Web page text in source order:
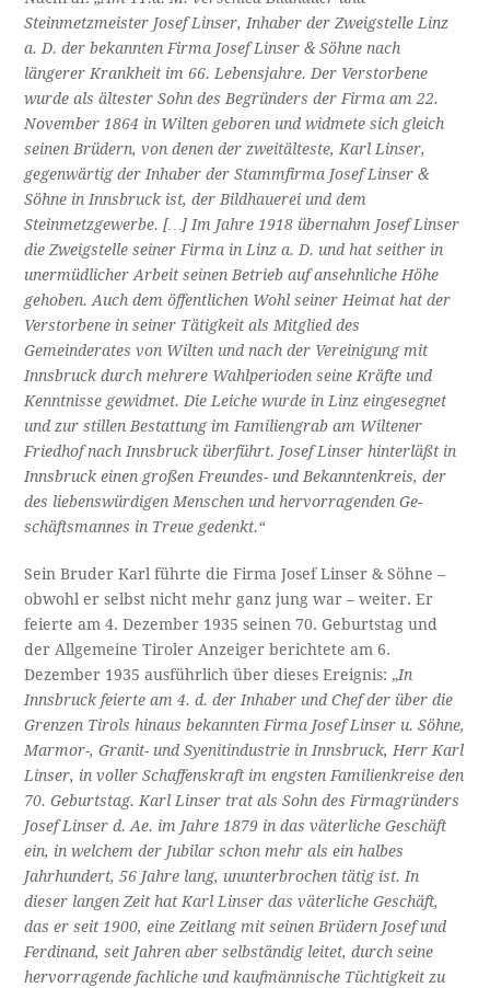
Steinmetzmeister Josef Linser, Inhaber der Zweigstelle Linz
a. D. der bekannten Firma Josef Linser & Söhne nach
längerer Krankheit im 66. Lebensjahre. Der Verstorbene
wurde als ältester Sohn des Begründers der Firma am 22.
November 1864 in Wilten geboren und widmete sich gleich
seinen Brüdern, von denen der zweitälteste, Karl Linser,
gegenwärtig der Inhaber der Stammfirma Josef Linser &
Söhne in Innsbruck ist, der Bildhauerei und dem
Steinmetzgewerbe. […] Im Jahre 1918 übernahm Josef Linser
die Zweigstelle seiner Firma in Linz a. D. und hat seither in
unermüdlicher Arbeit seinen Betrieb auf ansehnliche Höhe
gehoben. Auch dem öffentlichen Wohl seiner Heimat hat der
Verstorbene in seiner Tätigkeit als Mitglied des
Gemeinderates von Wilten und nach der Vereinigung mit
Innsbruck durch mehrere Wahlperioden seine Kräfte und
Kenntnisse gewidmet. Die Leiche wurde in Linz eingesegnet
und zur stillen Bestattung im Familiengrab am Wiltener
Friedhof nach Inns­bruck überführt. Josef Linser hinterläßt in
Innsbruck einen großen Freundes- und Bekanntenkreis, der
des liebenswürdigen Menschen und hervorragenden Ge­
schäftsmannes in Treue gedenkt.“
Sein Bruder Karl führte die Firma Josef Linser & Söhne –
obwohl er selbst nicht mehr ganz jung war – weiter. Er
feierte am 4. Dezember 1935 seinen 70. Geburtstag und
der Allgemeine Tiroler Anzeiger berichtete am 6.
Dezember 1935 ausführlich über dieses Ereignis: „In
Innsbruck feierte am 4. d. der Inhaber und Chef der über die
Grenzen Tirols hinaus bekannten Firma Josef Linser u. Söhne,
Marmor-, Granit- und Syenitindustrie in Innsbruck, Herr Karl
Linser, in voller Schaffens­kraft im engsten Familienkreise den
70. Geburtstag. Karl Linser trat als Sohn des Firmagründers
Josef Linser d. Ae. im Jahre 1879 in das väterliche Geschäft
ein, in welchem der Jubilar schon mehr als ein halbes
Jahrhundert, 56 Jahre lang, ununterbrochen tätig ist. In
dieser langen Zeit hat Karl Linser das väterliche Geschäft,
das er seit 1900, eine Zeitlang mit seinen Brüdern Josef und
Ferdinand, seit Jahren aber selb­ständig leitet, durch seine
hervorragende fachliche und kaufmännische Tüchtigkeit zu